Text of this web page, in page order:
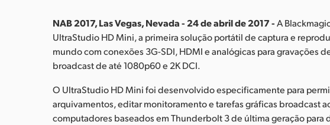
NAB 2017, Las Vegas, Nevada - 24 de abril de 2017 -A
UltraStudio HD Mini, a primeira solução portátil de captura e
mundo com conexões 3G-SDI, HDMI e analógicas para gravações
broadcast de até 1080p60 e 2K DCI.
O UltraStudio HD Mini foi desenvolvido especificamente para
arquivamentos, editar monitoramento e tarefas gráficas broadcast
computadores baseados em Thunderbolt 3 de última geração para